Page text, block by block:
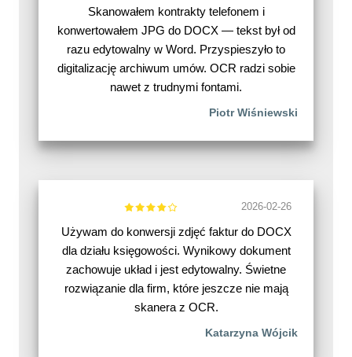
Skanowałem kontrakty telefonem i
konwertowałem JPG do DOCX — tekst był od
razu edytowalny w Word. Przyspieszyło to
digitalizację archiwum umów. OCR radzi sobie
nawet z trudnymi fontami.
Piotr Wiśniewski
2026-02-26
Używam do konwersji zdjęć faktur do DOCX
dla działu księgowości. Wynikowy dokument
zachowuje układ i jest edytowalny. Świetne
rozwiązanie dla firm, które jeszcze nie mają
skanera z OCR.
Katarzyna Wójcik